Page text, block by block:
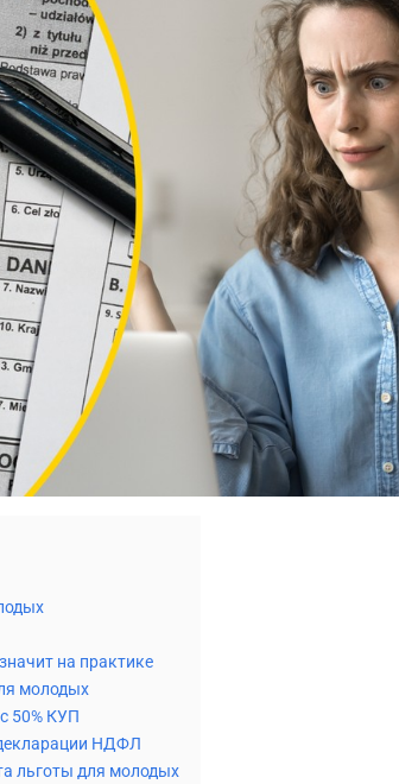
на практике
молодых
50% КУП
декларации НДФЛ
льготы для молодых